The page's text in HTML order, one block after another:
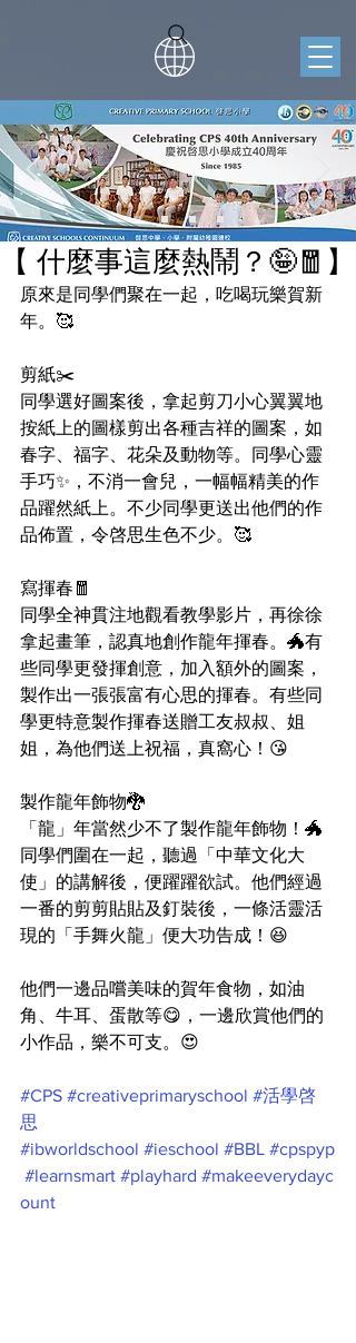
【 什麼事這麼熱鬧？🤪🧧】
原來是同學們聚在一起，吃喝玩樂賀新
年。🥰
剪紙✂️
同學選好圖案後，拿起剪刀小心翼翼地
按紙上的圖樣剪出各種吉祥的圖案，如
春字、福字、花朵及動物等。同學心靈
手巧✨，不消一會兒，一幅幅精美的作
品躍然紙上。不少同學更送出他們的作
品佈置，令啓思生色不少。🥰
寫揮春🧧
同學全神貫注地觀看教學影片，再徐徐
拿起畫筆，認真地創作龍年揮春。🐲有
些同學更發揮創意，加入額外的圖案，
製作出一張張富有心思的揮春。有些同
學更特意製作揮春送贈工友叔叔、姐
姐，為他們送上祝福，真窩心！😘
製作龍年飾物🐉
「龍」年當然少不了製作龍年飾物！🐲
同學們圍在一起，聽過「中華文化大
使」的講解後，便躍躍欲試。他們經過
一番的剪剪貼貼及釘裝後，一條活靈活
現的「手舞火龍」便大功告成！😆
他們一邊品嚐美味的賀年食物，如油
角、牛耳、蛋散等😋，一邊欣賞他們的
小作品，樂不可支。😍
#CPS #creativeprimaryschool #活學啓
思
#ibworldschool #ieschool #BBL #cpspyp
#learnsmart #playhard #makeeverydayc
ount